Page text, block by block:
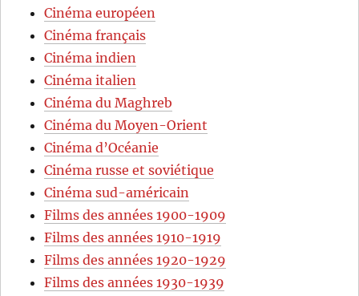
Cinéma européen
Cinéma français
Cinéma indien
Cinéma italien
Cinéma du Maghreb
Cinéma du Moyen-Orient
Cinéma d’Océanie
Cinéma russe et soviétique
Cinéma sud-américain
Films des années 1900-1909
Films des années 1910-1919
Films des années 1920-1929
Films des années 1930-1939